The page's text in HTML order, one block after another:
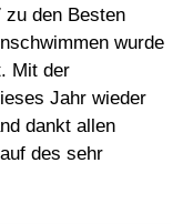
den Besten
wurde
Mit der
Jahr wieder
dankt allen
des sehr